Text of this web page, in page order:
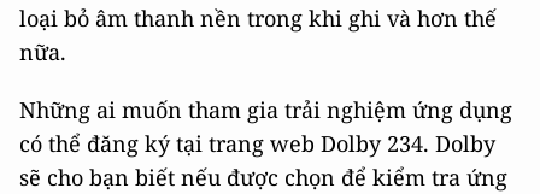
loại bỏ âm thanh nền trong khi ghi và hơn thế
nữa.
Những ai muốn tham gia trải nghiệm ứng dụng
có thể đăng ký tại trang web Dolby 234. Dolby
sẽ cho bạn biết nếu được chọn để kiểm tra ứng